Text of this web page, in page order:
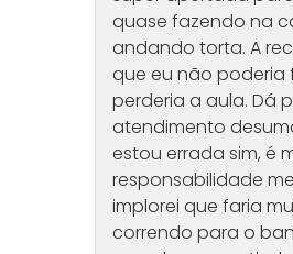
quase fazendo na
andando torta. A
que eu não poderia
perderia a aula. Dá
atendimento
estou errada sim, é
responsabilidade
implorei que faria
correndo para o